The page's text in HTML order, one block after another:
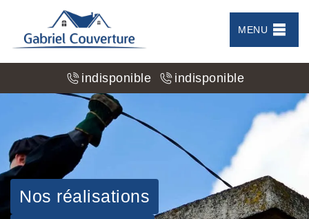
MENU
indisponible indisponible
Nos réalisations